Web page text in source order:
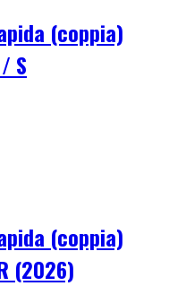
(coppia)
S
(coppia)
(2026)